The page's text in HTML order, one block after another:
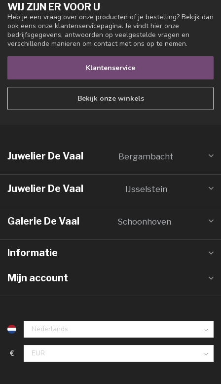
WIJ ZIJN ER VOOR U
Heb je een vraag over onze producten of je bestelling? Bekijk dan
ook eens onze klantenservicepagina. Je vindt hier onze
bedrijfsgegevens, antwoorden op veelgestelde vragen en
verschillende manieren om contact met ons op te nemen.
Klantenservice
Bekijk onze winkels
Juwelier De Vaal Bergambacht
Juwelier De Vaal IJsselstein
Galerie De Vaal Schoonhoven
Informatie
Mijn account
€